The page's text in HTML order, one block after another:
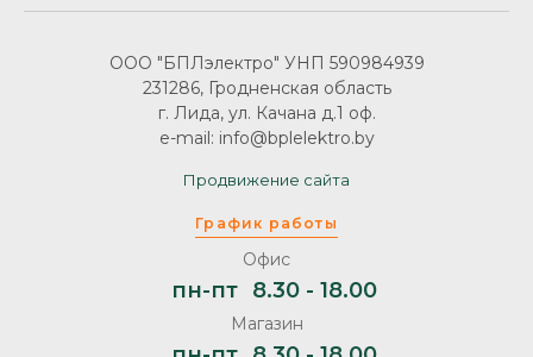
График работы
Офис
пн-пт 8.30 - 18.00
Магазин
ООО "БПЛэлектро" УНП 590984939
231286, Гродненская область
г. Лида, ул. Качана д.1 оф.
e-mail: info@bplelektro.by
Продвижение сайта